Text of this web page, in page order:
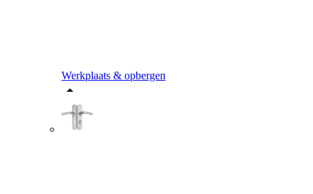
Werkplaats & opbergen